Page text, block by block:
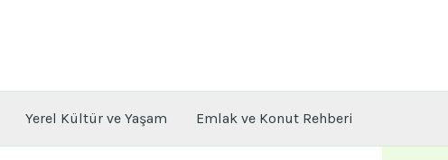
Yerel Kültür ve Yaşam Emlak ve Konut Rehberi